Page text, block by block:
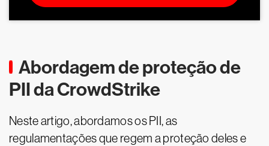
Abordagem de proteção de
PII da CrowdStrike
Neste artigo, abordamos os PII, as
regulamentações que regem a proteção deles e